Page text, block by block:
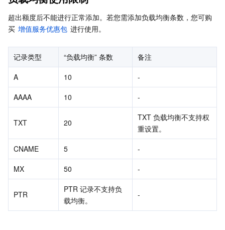
网络流日志
Anycast 公网加速
VPN 连接
私有连接
弹性公网 IP
风险识别 RCE
游戏安全
云安全中心
漏洞扫描服务
私有域解析 Private DNS
移动解析 HTTPDNS
云解析 DNS
腾讯电子签
腾讯会议
腾讯云企业网盘
大数据
弹性 MapReduce
Elasticsearch Service
流计算 Oceanus
数据湖计算
腾讯云数据仓库 TCHouse-C
腾讯云数据仓库 TCHouse-P
AI 基础产品
语音合成
语音识别
机器翻译
AI 应用产品
腾讯云智能数智人
人脸核身
AI 平台产品
腾讯云大模型训推平台TI-ONE
智能音乐平台
腾讯大模型
腾讯云智能体开发平台
大模型图像创作引擎
物联网
消息队列 CKafka 版
超出额度后不能进行正常添加。若您需添加负载均衡条数，您可购
买 增值服务优惠包 进行使用。
记录类型 “负载均衡” 条数
备注
A
10
-
AAAA
10 -
TXT 20
TXT 负载均衡不支持权
重设置。
CNAME
5
-
MX
50 -
PTR
PTR 记录不支持负
载均衡。
-